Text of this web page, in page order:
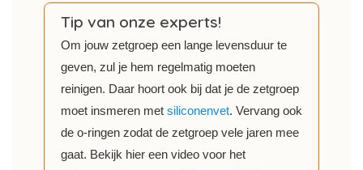
Tip van onze experts!
Om jouw zetgroep een lange levensduur te
geven, zul je hem regelmatig moeten
reinigen. Daar hoort ook bij dat je de zetgroep
moet insmeren met siliconenvet. Vervang ook
de o-ringen zodat de zetgroep vele jaren mee
gaat. Bekijk hier een video voor het